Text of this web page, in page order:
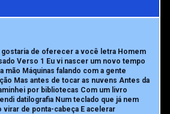
gostaria de oferecer a você letra Homem
Verso 1 Eu vi nascer um novo tempo
mão Máquinas falando com a gente
Mas antes de tocar as nuvens Antes da
por bibliotecas Com um livro
datilografia Num teclado que já nem
virar de ponta-cabeça E acelerar